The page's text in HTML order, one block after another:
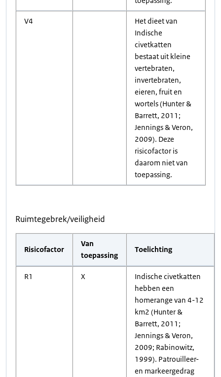
V4
Het dieet van
Indische
civetkatten
bestaat uit kleine
vertebraten,
invertebraten,
eieren, fruit en
wortels (Hunter &
Barrett, 2011;
Jennings & Veron,
2009). Deze
risicofactor is
daarom niet van
toepassing.
Ruimtegebrek/veiligheid
Risicofactor
Van
toepassing
Toelichting
R1 X
Indische civetkatten
hebben een
homerange van 4-12
km2 (Hunter &
Barrett, 2011;
Jennings & Veron,
2009; Rabinowitz,
1999). Patrouilleer-
en markeergedrag